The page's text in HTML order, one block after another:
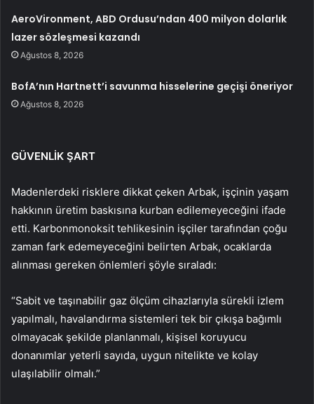
AeroVironment, ABD Ordusu’ndan 400 milyon dolarlık
lazer sözleşmesi kazandı
Ağustos 8, 2026
BofA’nın Hartnett’i savunma hisselerine geçişi öneriyor
Ağustos 8, 2026
GÜVENLİK ŞART
Madenlerdeki risklere dikkat çeken Arbak, işçinin yaşam
hakkının üretim baskısına kurban edilemeyeceğini ifade
etti. Karbonmonoksit tehlikesinin işçiler tarafından çoğu
zaman fark edemeyeceğini belirten Arbak, ocaklarda
alınması gereken önlemleri şöyle sıraladı:
“Sabit ve taşınabilir gaz ölçüm cihazlarıyla sürekli izlem
yapılmalı, havalandırma sistemleri tek bir çıkışa bağımlı
olmayacak şekilde planlanmalı, kişisel koruyucu
donanımlar yeterli sayıda, uygun nitelikte ve kolay
ulaşılabilir olmalı.”